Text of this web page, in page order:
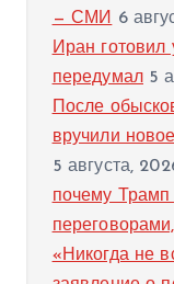
— СМИ 6
Иран готовил
передумал 5
После
вручили
5 августа,
почему
«Никогда не